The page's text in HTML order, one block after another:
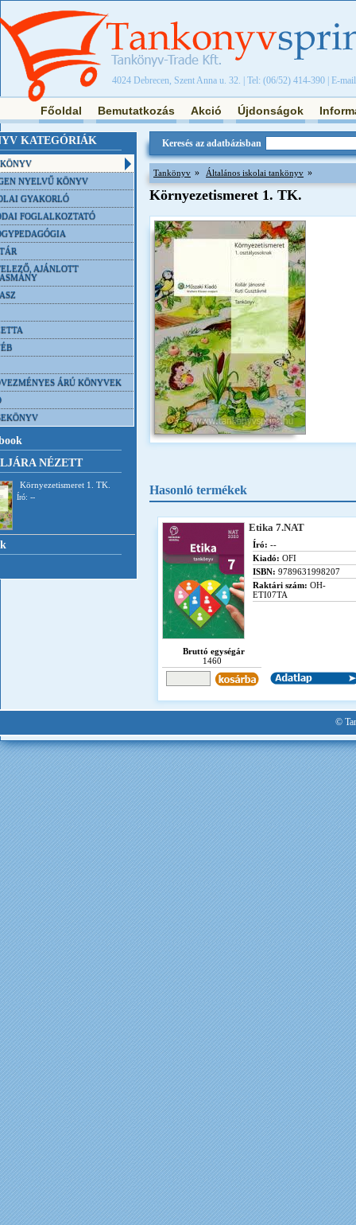
4024 Debrecen, Szent Anna u. 32. | Tel: (06/52) 414-390 | E-
Főoldal Bemutatkozás Akció Újdonságok
KATEGÓRIÁK
NYELVŰ KÖNYV
GYAKORLÓ
FOGLALKOZTATÓ
AJÁNLOTT
ÁRÚ KÖNYVEK
NÉZETT
Környezetismeret 1. TK.
Író: --
Keresés az adatbázisban
Tankönyv » Általános iskolai tankönyv »
Környezetismeret 1. TK.
Hasonló termékek
Etika 7.NAT
Író: --
Kiadó: OFI
ISBN: 9789631998207
Raktári szám: OH-
ETI07TA
Bruttó egységár
1460
©